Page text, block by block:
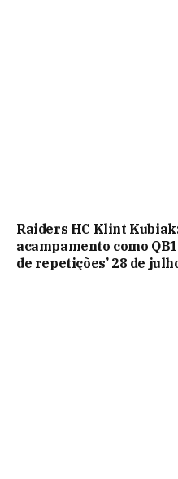
Raiders HC Klint
acampamento como
de repetições’ 28 de